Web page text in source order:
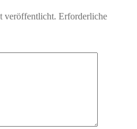
veröffentlicht. Erforderliche